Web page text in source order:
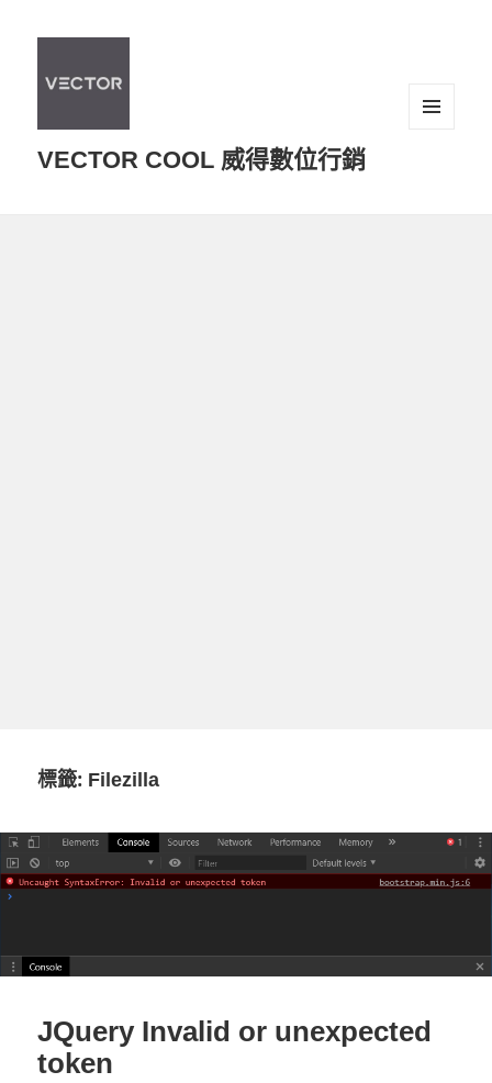
VECTOR COOL 威得數位行銷
標籤: Filezilla
JQuery Invalid or unexpected
token